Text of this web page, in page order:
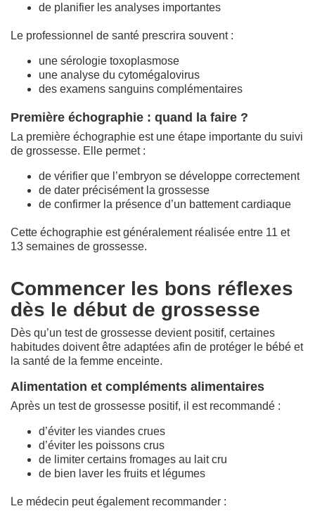
de planifier les analyses importantes
Le professionnel de santé prescrira souvent :
une sérologie toxoplasmose
une analyse du cytomégalovirus
des examens sanguins complémentaires
Première échographie : quand la faire ?
La première échographie est une étape importante du suivi
de grossesse. Elle permet :
de vérifier que l’embryon se développe correctement
de dater précisément la grossesse
de confirmer la présence d’un battement cardiaque
Cette échographie est généralement réalisée entre 11 et
13 semaines de grossesse.
Commencer les bons réflexes
dès le début de grossesse
Dès qu’un test de grossesse devient positif, certaines
habitudes doivent être adaptées afin de protéger le bébé et
la santé de la femme enceinte.
Alimentation et compléments alimentaires
Après un test de grossesse positif, il est recommandé :
d’éviter les viandes crues
d’éviter les poissons crus
de limiter certains fromages au lait cru
de bien laver les fruits et légumes
Le médecin peut également recommander :